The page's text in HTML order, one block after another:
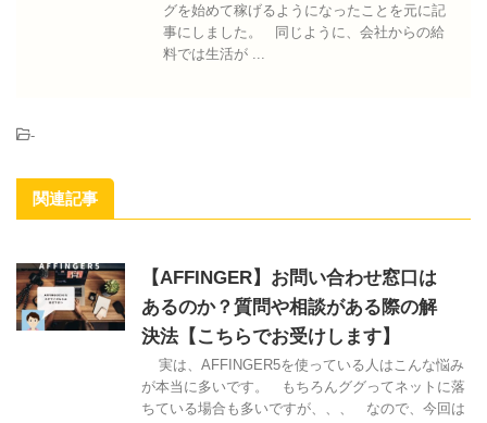
グを始めて稼げるようになったことを元に記
事にしました。 同じように、会社からの給
料では生活が ...
-
関連記事
【AFFINGER】お問い合わせ窓口は
あるのか？質問や相談がある際の解
決法【こちらでお受けします】
実は、AFFINGER5を使っている人はこんな悩み
が本当に多いです。 もちろんググってネットに落
ちている場合も多いですが、、、 なので、今回は